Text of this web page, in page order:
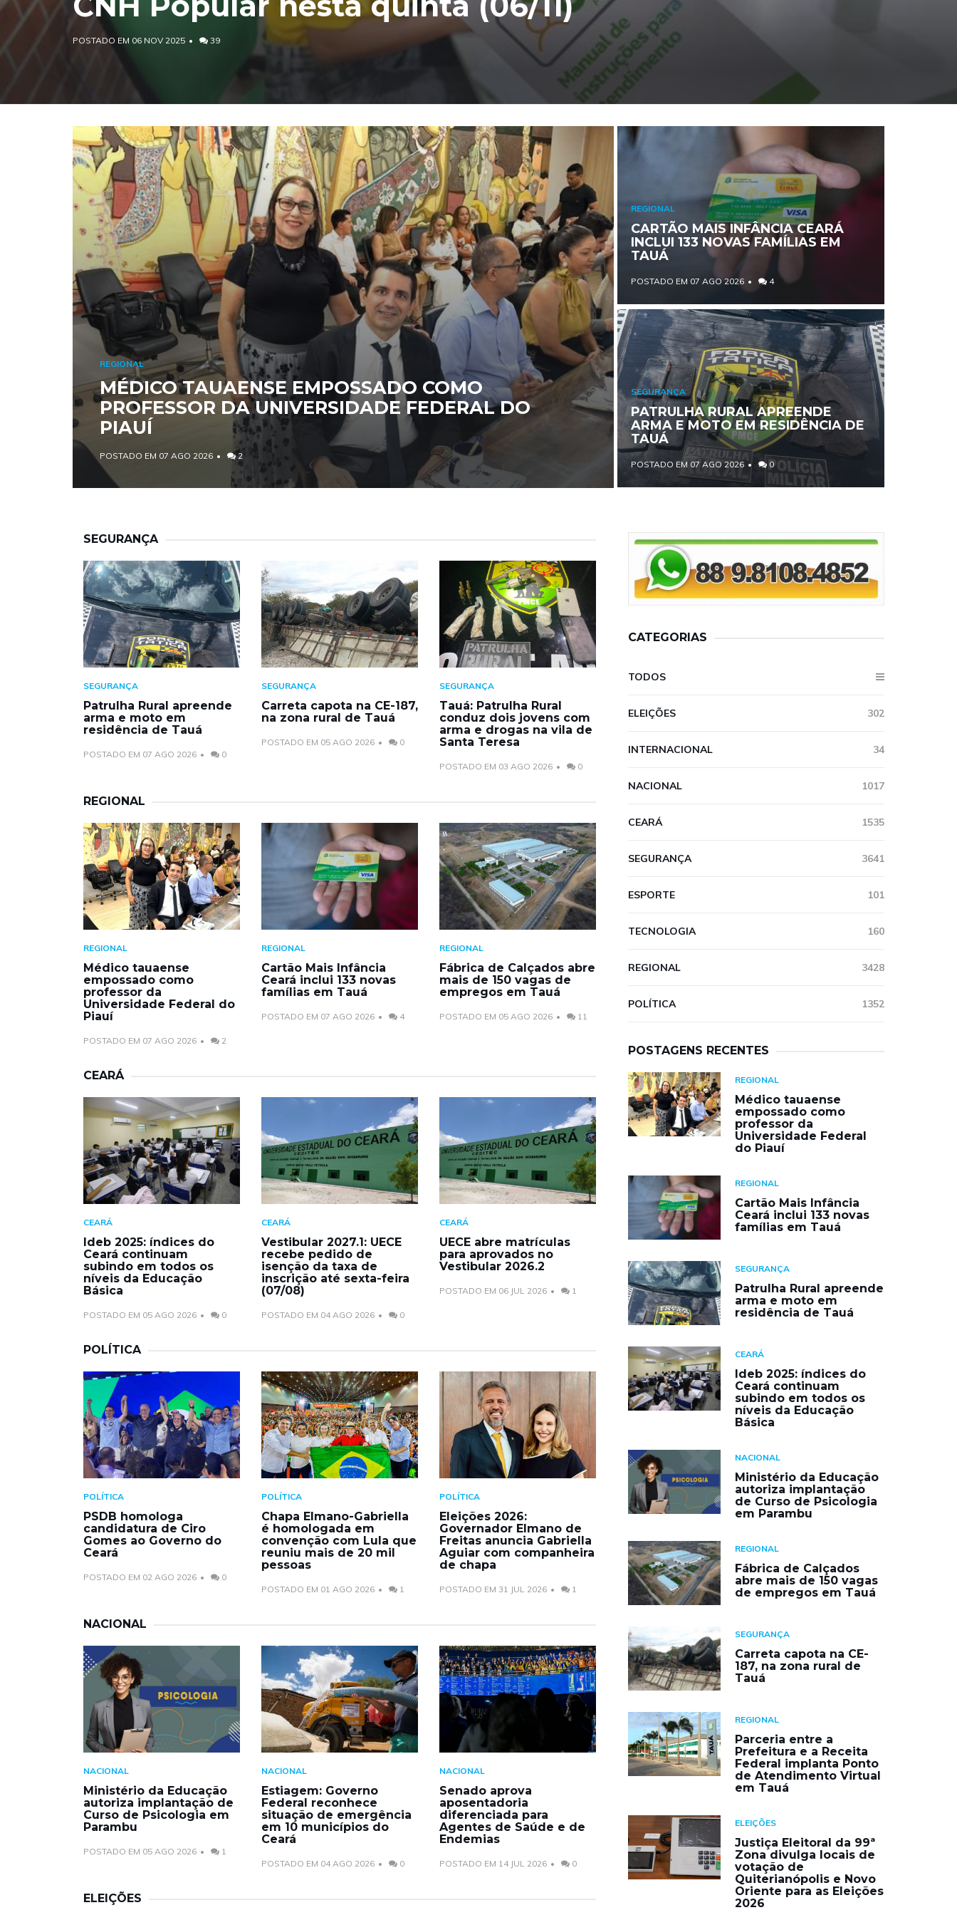
POSTADO EM 06 NOV 2025 39
REGIONAL
MÉDICO TAUAENSE EMPOSSADO COMO
PROFESSOR DA UNIVERSIDADE FEDERAL DO
PIAUÍ
POSTADO EM 07 AGO 2026 2
REGIONAL
CARTÃO MAIS INFÂNCIA CEARÁ
INCLUI 133 NOVAS FAMÍLIAS EM
TAUÁ
POSTADO EM 07 AGO 2026 4
SEGURANÇA
PATRULHA RURAL APREENDE
ARMA E MOTO EM RESIDÊNCIA DE
TAUÁ
POSTADO EM 07 AGO 2026 0
SEGURANÇA
SEGURANÇA
Patrulha Rural apreende
arma e moto em
residência de Tauá
POSTADO EM 07 AGO 2026 0
SEGURANÇA
Carreta capota na CE-187,
na zona rural de Tauá
POSTADO EM 05 AGO 2026 0
SEGURANÇA
Tauá: Patrulha Rural
conduz dois jovens com
arma e drogas na vila de
Santa Teresa
POSTADO EM 03 AGO 2026 0
REGIONAL
REGIONAL
Médico tauaense
empossado como
professor da
Universidade Federal do
Piauí
POSTADO EM 07 AGO 2026 2
REGIONAL
Cartão Mais Infância
Ceará inclui 133 novas
famílias em Tauá
POSTADO EM 07 AGO 2026 4
REGIONAL
Fábrica de Calçados abre
mais de 150 vagas de
empregos em Tauá
POSTADO EM 05 AGO 2026 11
CEARÁ
CEARÁ
Ideb 2025: índices do
Ceará continuam
subindo em todos os
níveis da Educação
Básica
POSTADO EM 05 AGO 2026 0
CEARÁ
Vestibular 2027.1: UECE
recebe pedido de
isenção da taxa de
inscrição até sexta-feira
(07/08)
POSTADO EM 04 AGO 2026 0
CEARÁ
UECE abre matrículas
para aprovados no
Vestibular 2026.2
POSTADO EM 06 JUL 2026 1
POLÍTICA
POLÍTICA
PSDB homologa
candidatura de Ciro
Gomes ao Governo do
Ceará
POSTADO EM 02 AGO 2026 0
POLÍTICA
Chapa Elmano-Gabriella
é homologada em
convenção com Lula que
reuniu mais de 20 mil
pessoas
POSTADO EM 01 AGO 2026 1
POLÍTICA
Eleições 2026:
Governador Elmano de
Freitas anuncia Gabriella
Aguiar com companheira
de chapa
POSTADO EM 31 JUL 2026 1
NACIONAL
NACIONAL
Ministério da Educação
autoriza implantação de
Curso de Psicologia em
Parambu
POSTADO EM 05 AGO 2026 1
NACIONAL
Estiagem: Governo
Federal reconhece
situação de emergência
em 10 municípios do
Ceará
POSTADO EM 04 AGO 2026 0
NACIONAL
Senado aprova
aposentadoria
diferenciada para
Agentes de Saúde e de
Endemias
POSTADO EM 14 JUL 2026 0
ELEIÇÕES
CATEGORIAS
TODOS
ELEIÇÕES 302
INTERNACIONAL 34
NACIONAL 1017
CEARÁ 1535
SEGURANÇA 3641
ESPORTE 101
TECNOLOGIA 160
REGIONAL 3428
POLÍTICA 1352
POSTAGENS RECENTES
REGIONAL
Médico tauaense
empossado como
professor da
Universidade Federal
do Piauí
REGIONAL
Cartão Mais Infância
Ceará inclui 133 novas
famílias em Tauá
SEGURANÇA
Patrulha Rural apreende
arma e moto em
residência de Tauá
CEARÁ
Ideb 2025: índices do
Ceará continuam
subindo em todos os
níveis da Educação
Básica
NACIONAL
Ministério da Educação
autoriza implantação
de Curso de Psicologia
em Parambu
REGIONAL
Fábrica de Calçados
abre mais de 150 vagas
de empregos em Tauá
SEGURANÇA
Carreta capota na CE-
187, na zona rural de
Tauá
REGIONAL
Parceria entre a
Prefeitura e a Receita
Federal implanta Ponto
de Atendimento Virtual
em Tauá
ELEIÇÕES
Justiça Eleitoral da 99ª
Zona divulga locais de
votação de
Quiterianópolis e Novo
Oriente para as Eleições
2026